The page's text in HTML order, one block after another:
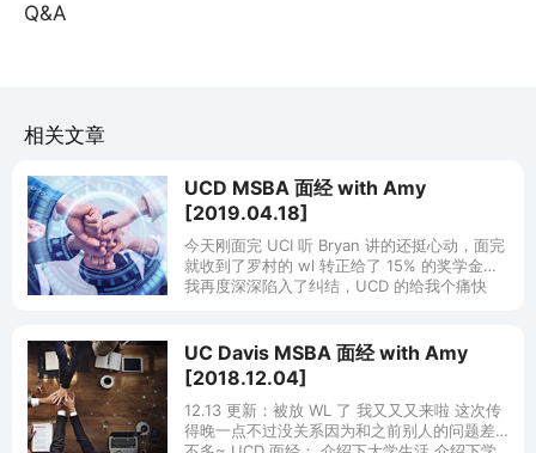
Q&A
相关文章
UCD MSBA 面经 with Amy
[2019.04.18]
今天刚面完 UCI 听 Bryan 讲的还挺心动，面完
就收到了罗村的 wl 转正给了 15% 的奖学金。
我再度深深陷入了纠结，UCD 的给我个痛快
UC Davis MSBA 面经 with Amy
[2018.12.04]
12.13 更新：被放 WL 了 我又又又来啦 这次传
得晚一点不过没关系因为和之前别人的问题差